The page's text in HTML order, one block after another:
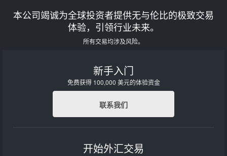
本公司竭诚为全球投资者提供无与伦比的极致交易
体验，引领行业未来。
所有交易均涉及风险。
新手入门
免费获得 100,000 美元的体验资金
联系我们
开始外汇交易